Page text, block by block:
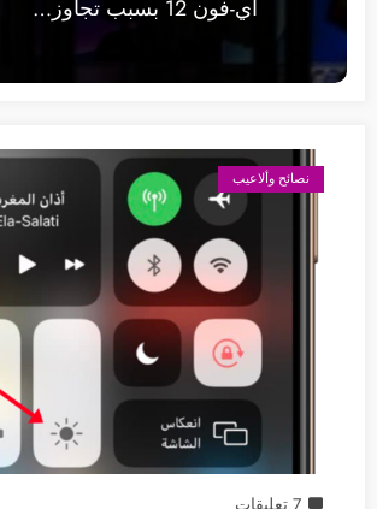
آي-فون 12 بسبب تجاوز…
نصائح وألاعيب